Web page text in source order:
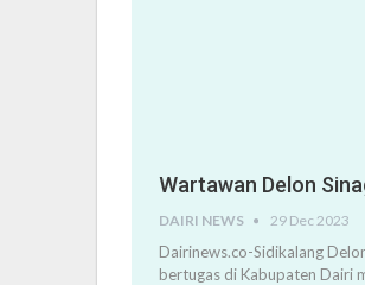
Wartawan Delon
DAIRI NEWS 29 Dec 2023
Dairinews.co-Sidikalang
bertugas di Kabupaten Dairi